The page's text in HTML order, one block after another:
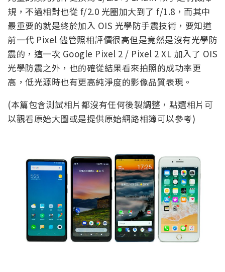
規，不過相對也從 f/2.0 光圈加大到了 f/1.8，而其中
最重要的就是終於加入 OIS 光學防手震技術，要知道
前一代 Pixel 儘管照相評價很高但是竟然是沒有光學防
震的，這一次 Google Pixel 2 / Pixel 2 XL 加入了 OIS
光學防震之外，也的確從結果看來拍照的成功率更
高，低光源時也有更高純淨度的影像品質表現。
(本篇包含測試相片都沒有任何後製調整，點選相片可
以觀看原始大圖或是提供原始網路相簿可以參考)